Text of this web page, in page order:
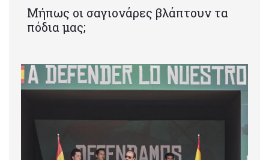
Μήπως οι σαγιονάρες βλάπτουν τα
πόδια μας;